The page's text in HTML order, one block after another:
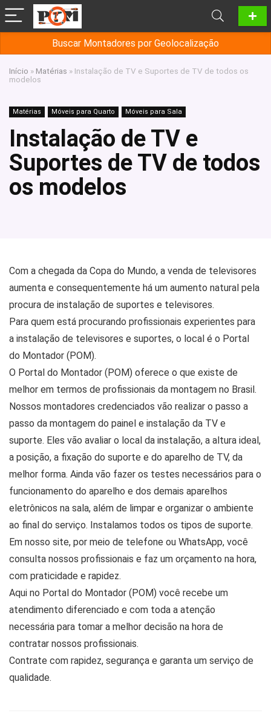
Buscar Montadores por Geolocalização
Início » Matérias » Instalação de TV e Suportes de TV de todos os
modelos
Matérias Móveis para Quarto Móveis para Sala
Instalação de TV e
Suportes de TV de todos
os modelos
Com a chegada da Copa do Mundo, a venda de televisores
aumenta e consequentemente há um aumento natural pela
procura de instalação de suportes e televisores.
Para quem está procurando profissionais experientes para
a instalação de televisores e suportes, o local é o Portal
do Montador (POM).
O Portal do Montador (POM) oferece o que existe de
melhor em termos de profissionais da montagem no Brasil.
Nossos montadores credenciados vão realizar o passo a
passo da montagem do painel e instalação da TV e
suporte. Eles vão avaliar o local da instalação, a altura ideal,
a posição, a fixação do suporte e do aparelho de TV, da
melhor forma. Ainda vão fazer os testes necessários para o
funcionamento do aparelho e dos demais aparelhos
eletrônicos na sala, além de limpar e organizar o ambiente
ao final do serviço. Instalamos todos os tipos de suporte.
Em nosso site, por meio de telefone ou WhatsApp, você
consulta nossos profissionais e faz um orçamento na hora,
com praticidade e rapidez.
Aqui no Portal do Montador (POM) você recebe um
atendimento diferenciado e com toda a atenção
necessária para tomar a melhor decisão na hora de
contratar nossos profissionais.
Contrate com rapidez, segurança e garanta um serviço de
qualidade.